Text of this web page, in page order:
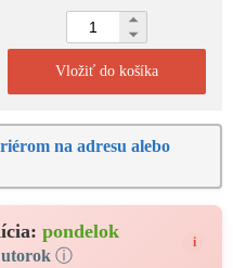
Vložiť do košíka
na adresu alebo
pondelok
utorok ⓘ
i